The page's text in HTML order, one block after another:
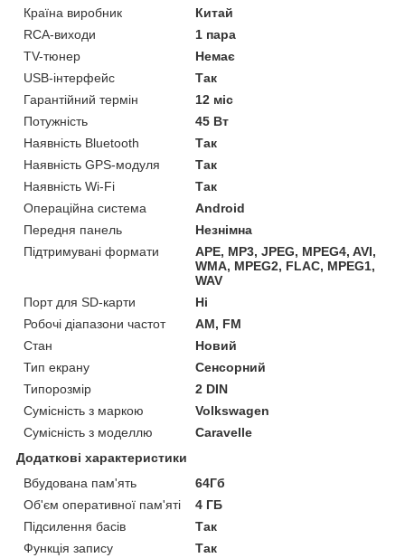
Країна виробник
Китай
RCA-виходи
1 пара
TV-тюнер
Немає
USB-інтерфейс
Так
Гарантійний термін
12 міс
Потужність
45 Вт
Наявність Bluetooth
Так
Наявність GPS-модуля
Так
Наявність Wi-Fi
Так
Операційна система
Android
Передня панель
Незнімна
Підтримувані формати
APE, MP3, JPEG, MPEG4, AVI,
WMA, MPEG2, FLAC, MPEG1,
WAV
Порт для SD-карти
Ні
Робочі діапазони частот
AM, FM
Стан
Новий
Тип екрану
Сенсорний
Типорозмір
2 DIN
Сумісність з маркою
Volkswagen
Сумісність з моделлю
Caravelle
Додаткові характеристики
Вбудована пам'ять
64Гб
Об'єм оперативної пам'яті
4 ГБ
Підсилення басів
Так
Функція запису
Так